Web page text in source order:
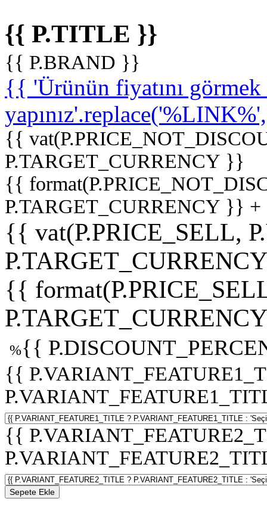
{{ P.TITLE }}
{{ P.BRAND }}
{{ 'Ürünün fiyatını
{{
P.TARGET_CURRENCY }}
{{
P.TARGET_CURRENCY }}
{{ vat(P.PRICE_SELL,
{{
%{{
{{
{{
Sepete Ekle